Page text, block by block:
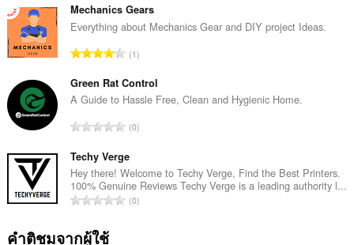
น
น
ร
ว
ม
ทั้
ห
ด
:
ว
น
ะ
น
น
ร
ว
ม
ทั้
ง
ห
Mechanics Gears
Everything about Mechanics Gear and DIY project Ideas.
จำ
ว
น
ะ
น
น
ร
ว
1
Green Rat Control
A Guide to Hassle Free, Clean and Hygienic Home.
จำ
ว
น
ค
ะ
0
Techy Verge
Hey there! Welcome to Techy Verge, Find the Best Printers.
100% Genuine Reviews Techy Verge is a leading authority l...
จำ
0
คำติชมจากผู้ใช้